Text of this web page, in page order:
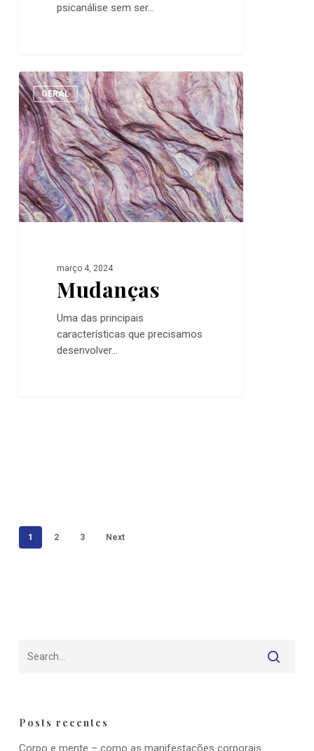
psicanálise sem ser...
Mudanças
GERAL
março 4, 2024
Mudanças
Uma das principais
características que precisamos
desenvolver...
0
1 2 3 Next
Posts recentes
Corpo e mente – como as manifestações corporais